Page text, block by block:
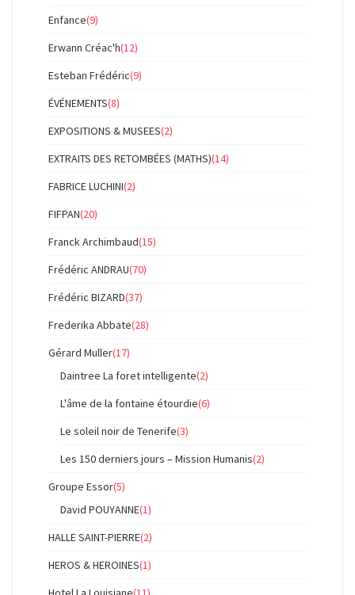
Enfance(9)
Erwann Créac'h(12)
Esteban Frédéric(9)
ÉVÉNEMENTS(8)
EXPOSITIONS & MUSEES(2)
EXTRAITS DES RETOMBÉES (MATHS)(14)
FABRICE LUCHINI(2)
FIFPAN(20)
Franck Archimbaud(15)
Frédéric ANDRAU(70)
Frédéric BIZARD(37)
Frederika Abbate(28)
Gérard Muller(17)
Daintree La foret intelligente(2)
L'âme de la fontaine étourdie(6)
Le soleil noir de Tenerife(3)
Les 150 derniers jours – Mission Humanis(2)
Groupe Essor(5)
David POUYANNE(1)
HALLE SAINT-PIERRE(2)
HEROS & HEROINES(1)